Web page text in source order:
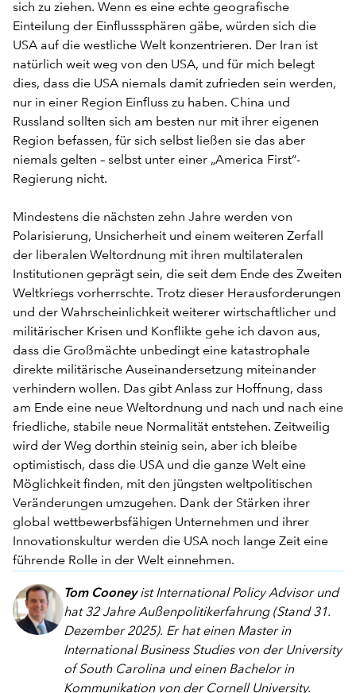
sich zu ziehen. Wenn es eine echte geografische
Einteilung der Einflusssphären gäbe, würden sich die
USA auf die westliche Welt konzentrieren. Der Iran ist
natürlich weit weg von den USA, und für mich belegt
dies, dass die USA niemals damit zufrieden sein werden,
nur in einer Region Einfluss zu haben. China und
Russland sollten sich am besten nur mit ihrer eigenen
Region befassen, für sich selbst ließen sie das aber
niemals gelten – selbst unter einer „America First“-
Regierung nicht.
Mindestens die nächsten zehn Jahre werden von
Polarisierung, Unsicherheit und einem weiteren Zerfall
der liberalen Weltordnung mit ihren multilateralen
Institutionen geprägt sein, die seit dem Ende des Zweiten
Weltkriegs vorherrschte. Trotz dieser Herausforderungen
und der Wahrscheinlichkeit weiterer wirtschaftlicher und
militärischer Krisen und Konflikte gehe ich davon aus,
dass die Großmächte unbedingt eine katastrophale
direkte militärische Auseinandersetzung miteinander
verhindern wollen. Das gibt Anlass zur Hoffnung, dass
am Ende eine neue Weltordnung und nach und nach eine
friedliche, stabile neue Normalität entstehen. Zeitweilig
wird der Weg dorthin steinig sein, aber ich bleibe
optimistisch, dass die USA und die ganze Welt eine
Möglichkeit finden, mit den jüngsten weltpolitischen
Veränderungen umzugehen. Dank der Stärken ihrer
global wettbewerbsfähigen Unternehmen und ihrer
Innovationskultur werden die USA noch lange Zeit eine
führende Rolle in der Welt einnehmen.
Tom Cooneyist International Policy Advisor und
hat 32 Jahre Außenpolitikerfahrung (Stand 31.
Dezember 2025). Er hat einen Master in
International Business Studies von der University
of South Carolina und einen Bachelor in
Kommunikation von der Cornell University.